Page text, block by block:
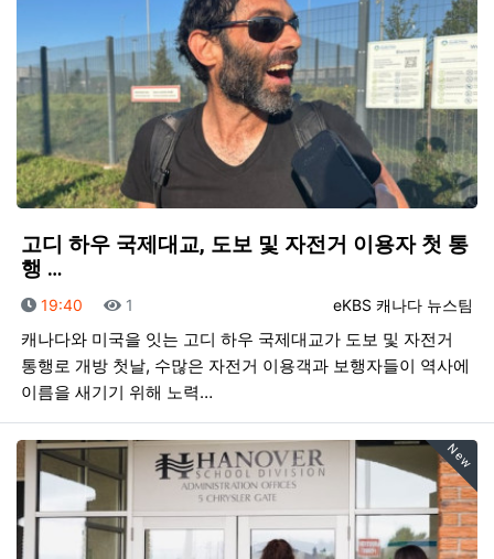
고디 하우 국제대교, 도보 및 자전거 이용자 첫 통
행 …
등록자
eKBS 캐나다 뉴스팀
등록일
19:40 조회
1
캐나다와 미국을 잇는 고디 하우 국제대교가 도보 및 자전거
통행로 개방 첫날, 수많은 자전거 이용객과 보행자들이 역사에
이름을 새기기 위해 노력…
New